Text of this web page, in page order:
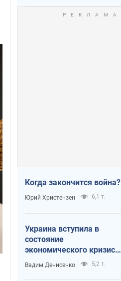
Когда закончится война?
Юрий Христензен 6,1 т.
Украина вступила в
состояние
экономического кризиса.
Есть ли свет в конце
туннеля?
Вадим Денисенко 5,2 т.